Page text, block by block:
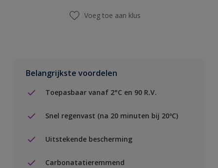
Voeg toe aan klus
Belangrijkste voordelen
Toepasbaar vanaf 2°C en 90 R.V.
Snel regenvast (na 20 minuten bij 20ºC)
Uitstekende bescherming
Carbonatatieremmend